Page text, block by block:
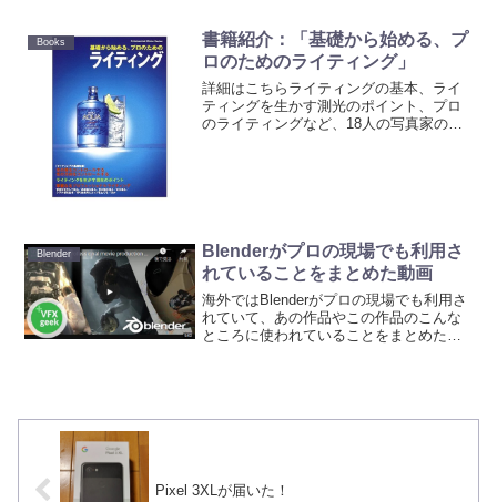
る。これにより画角(=視野角)が決まる。
つまり...
Books
書籍紹介：「基礎から始める、プ
ロのためのライティング」
詳細はこちらライティングの基本、ライ
ティングを生かす測光のポイント、プロ
のライティングなど、18人の写真家のラ
Blender
Blenderがプロの現場でも利用さ
れていることをまとめた動画
海外ではBlenderがプロの現場でも利用さ
れていて、あの作品やこの作品のこんな
ところに使われていることをまとめた動
Pixel 3XLが届いた！